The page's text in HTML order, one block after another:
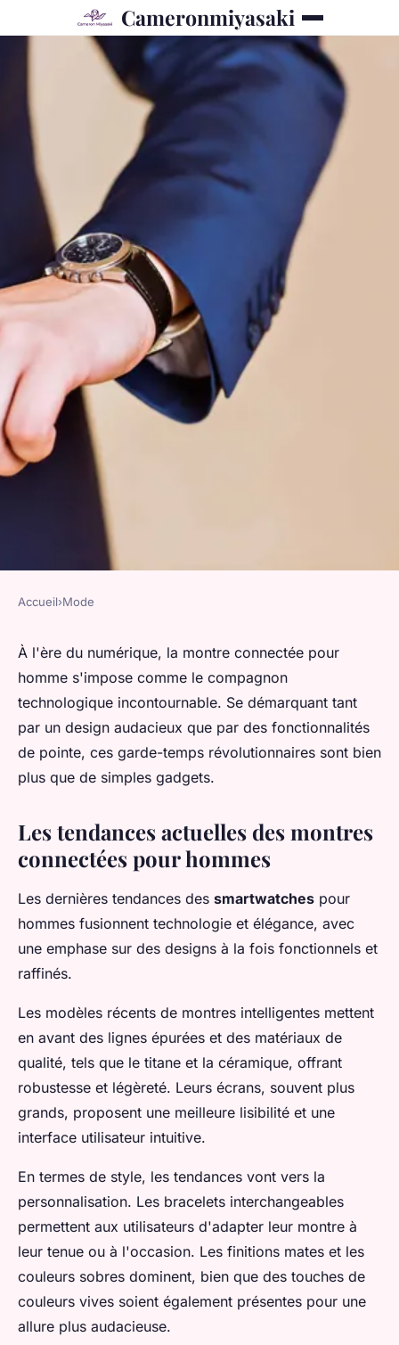
Cameronmiyasaki
Découvrez les dernières
tendances en montres
connectées pour homme
valentin•6 mars 2024•3 min de lecture
Accueil›Mode
À l'ère du numérique, la montre connectée pour
homme s'impose comme le compagnon
technologique incontournable. Se démarquant tant
par un design audacieux que par des fonctionnalités
de pointe, ces garde-temps révolutionnaires sont bien
plus que de simples gadgets.
Les tendances actuelles des montres
connectées pour hommes
Les dernières tendances des smartwatches pour
hommes fusionnent technologie et élégance, avec
une emphase sur des designs à la fois fonctionnels et
raffinés.
Les modèles récents de montres intelligentes mettent
en avant des lignes épurées et des matériaux de
qualité, tels que le titane et la céramique, offrant
robustesse et légèreté. Leurs écrans, souvent plus
grands, proposent une meilleure lisibilité et une
interface utilisateur intuitive.
En termes de style, les tendances vont vers la
personnalisation. Les bracelets interchangeables
permettent aux utilisateurs d'adapter leur montre à
leur tenue ou à l'occasion. Les finitions mates et les
couleurs sobres dominent, bien que des touches de
couleurs vives soient également présentes pour une
allure plus audacieuse.